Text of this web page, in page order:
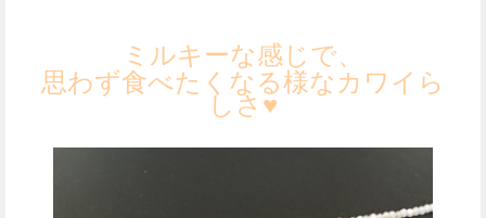
ミルキーな感じで、
思わず食べたくなる様なカワイら
しさ♥